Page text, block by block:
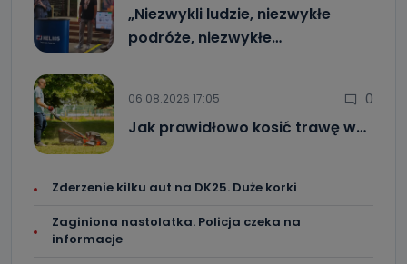
„Niezwykli ludzie, niezwykłe
podróże, niezwykłe…
06.08.2026 17:05 0
Jak prawidłowo kosić trawę w…
Zderzenie kilku aut na DK25. Duże korki
Zaginiona nastolatka. Policja czeka na
informacje